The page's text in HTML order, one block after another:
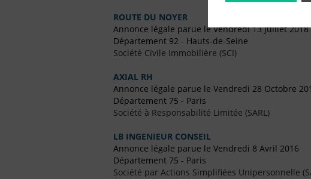
ROUTE DU NOYER
Annonce légale parue le Vendredi 13 Juillet 2018
Département 92 - Hauts-de-Seine
Société Civile Immobilière (SCI)
AXIAL RH
Annonce légale parue le Vendredi 28 Octobre
Département 75 - Paris
Société à Responsabilité Limitée (SARL)
LB INGENIEUR CONSEIL
Annonce légale parue le Vendredi 8 Avril 2016
Département 75 - Paris
Société par Actions Simplifiées Unipersonnelle